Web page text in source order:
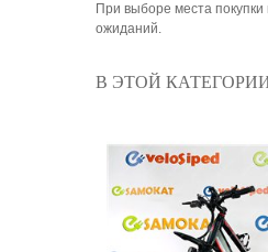
При выборе места
ожиданий.
В ЭТОЙ